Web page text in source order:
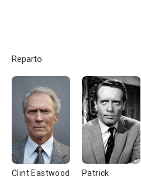
Reparto
Clint Eastwood
Patrick